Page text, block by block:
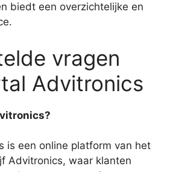
biedt een overzichtelijke en
vragen
Advitronics
is een online platform van het
Advitronics, waar klanten